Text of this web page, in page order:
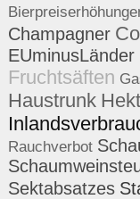
Champagner
EUminusLänder
Fruchtsäften
Haustrunk
Rauchverbot
Sektabsatzes